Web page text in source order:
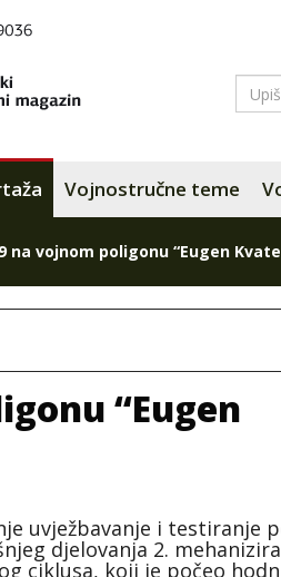
Vojnostručne teme
na vojnom poligonu “Eugen
“Eugen
uvježbavanje i testiranje
djelovanja 2.
ciklusa, koji je počeo